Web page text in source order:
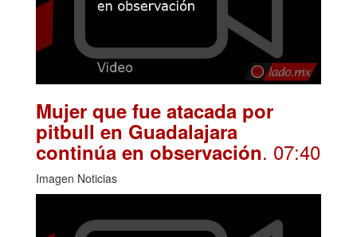
Mujer que fue atacada por
pitbull en Guadalajara
continúa en observación. 07:40
Imagen Noticias